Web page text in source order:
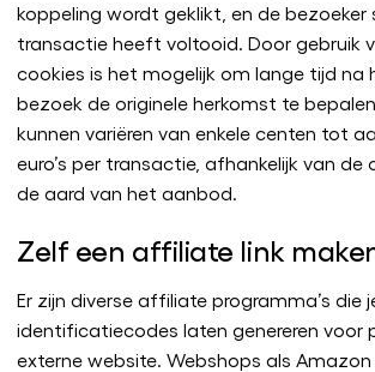
koppeling wordt geklikt, en de bezoeker
transactie heeft voltooid. Door gebruik
cookies is het mogelijk om lange tijd na
bezoek de originele herkomst te
kunnen variëren van enkele centen tot
euro’s per transactie, afhankelijk van de
de aard van het aanbod.
Zelf een affiliate link
Er zijn diverse affiliate programma’s die
identificatiecodes laten genereren voor
externe website. Webshops als